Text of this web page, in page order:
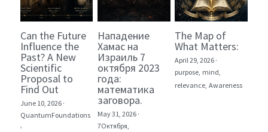
Can the Future
Influence the
Past? A New
Scientific
Proposal to
Find Out
June 10, 2026 ·
QuantumFoundations
Нападение
Хамас на
Израиль 7
октября 2023
года:
математика
заговора.
May 31, 2026 ·
7Октября,
The Map of
What Matters:
April 29, 2026 ·
purpose, mind,
relevance, Awareness